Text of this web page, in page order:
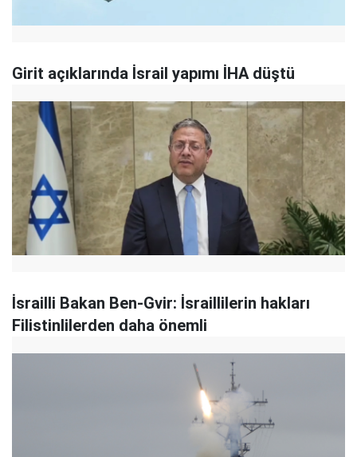
Girit açıklarında İsrail yapımı İHA düştü
İsrailli Bakan Ben-Gvir: İsraillilerin hakları
Filistinlilerden daha önemli